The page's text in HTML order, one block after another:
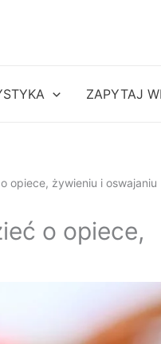
ZAPYTAJ
opiece, żywieniu i oswajaniu
o opiece,